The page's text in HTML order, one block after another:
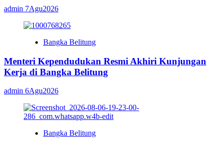
admin 7Agu2026
Bangka Belitung
Menteri Kependudukan Resmi Akhiri Kunjungan
Kerja di Bangka Belitung
admin 6Agu2026
Bangka Belitung